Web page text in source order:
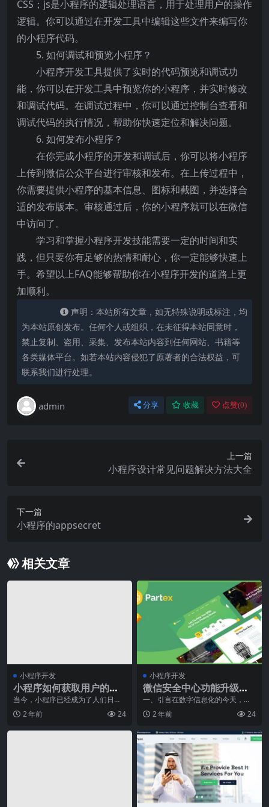
CSS；js是小程序的逻辑处理语言，用于处理用户的操作
逻辑。你可以通过在开发工具中编辑这些文件来编写你
的小程序代码。
5. 如何调试和预览小程序？
小程序开发工具提供了实时的代码预览和调试功
能，你可以在开发工具中预览你的小程序，并实时修改
和调试代码。在调试过程中，你可以通过控制台查看和
调试代码的执行情况，帮助你快速定位和解决问题。
6. 如何发布小程序？
在你完成小程序的开发和调试后，你可以将小程序
上传到微信公众平台进行审核和发布。在上传过程中，
你需要提供小程序的基本信息、图标和截图，并选择合
适的发布版本。审核通过后，你的小程序就可以在微信
中访问了。
学习和掌握小程序开发技能需要一定的时间和实
践，但只要你有足够的热情和耐心，你一定能够快速上
手。希望以上FAQ能够帮助你在小程序开发的道路上更
加顺利。
声明：本站所有文章，如无特殊说明或标注，均
为本站原创发布。任何个人或组织，在未征得本站同意时，
禁止复制、盗用、采集、发布本站内容到任何网站、书籍等
各类媒体平台。如若本站内容侵犯了原著者的合法权益，可
联系我们进行处理。
admin 分享 收藏 点赞(0)
上一篇
小程序设计常见问题解决方法大全
下一篇
小程序的appsecret
相关文章
小程序开发
小程序如何获取用户的地
理位置信息？
当今，小程序已经成为了人们日常
生活中必不可少的工具之一。随着
小程序市场的不断扩大
2 年前 24
小程序开发
微信安全中心功能升级，
保护用户数字资产
一、引言在数字信息化的今天，网
络科技的迅速发展让人们的生活更
加便捷。其中，微信以
2 年前 24